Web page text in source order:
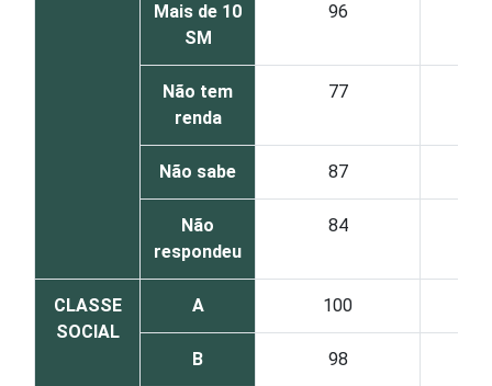
Mais de 10
SM
96
Não tem
renda
77
Não sabe 87
Não
respondeu
84
CLASSE
SOCIAL
A 100
B 98